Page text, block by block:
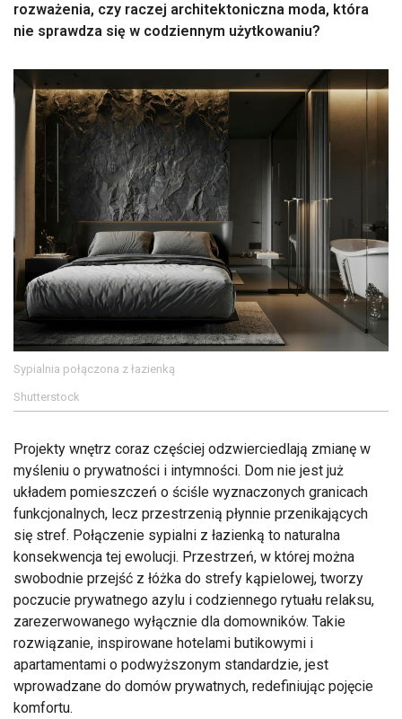
rozważenia, czy raczej architektoniczna moda, która
nie sprawdza się w codziennym użytkowaniu?
Sypialnia połączona z łazienką
Shutterstock
Projekty wnętrz coraz częściej odzwierciedlają zmianę w
myśleniu o prywatności i intymności. Dom nie jest już
układem pomieszczeń o ściśle wyznaczonych granicach
funkcjonalnych, lecz przestrzenią płynnie przenikających
się stref. Połączenie sypialni z łazienką to naturalna
konsekwencja tej ewolucji. Przestrzeń, w której można
swobodnie przejść z łóżka do strefy kąpielowej, tworzy
poczucie prywatnego azylu i codziennego rytuału relaksu,
zarezerwowanego wyłącznie dla domowników. Takie
rozwiązanie, inspirowane hotelami butikowymi i
apartamentami o podwyższonym standardzie, jest
wprowadzane do domów prywatnych, redefiniując pojęcie
komfortu.